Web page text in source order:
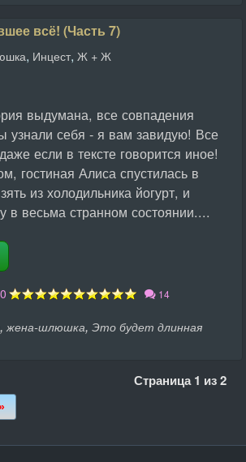
всё! (Часть 7)
, Инцест, Ж + Ж
выдумана, все совпадения
узнали себя - я вам завидую! Все
если в тексте говорится иное!
гостиная Алиса спустилась в
из холодильника йогурт, и
в весьма странном состоянии....
14
,жена-шлюшка, Это будет длинная
Страница 1 из 2